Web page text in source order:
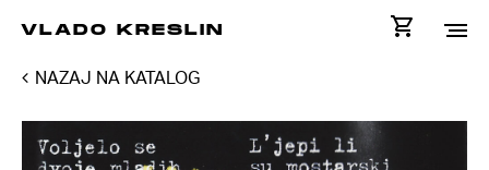
VLADO KRESLIN
NAZAJ NA KATALOG